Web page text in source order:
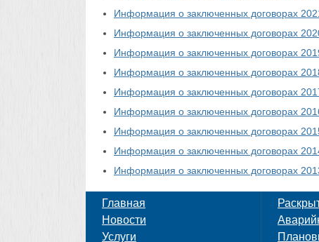
Информация о заключенных договорах
Информация о заключенных договорах
Информация о заключенных договорах
Информация о заключенных договорах
Информация о заключенных договорах
Информация о заключенных договорах
Информация о заключенных договорах
Информация о заключенных договорах
Информация о заключенных договорах
Главная
Новости
Услуги